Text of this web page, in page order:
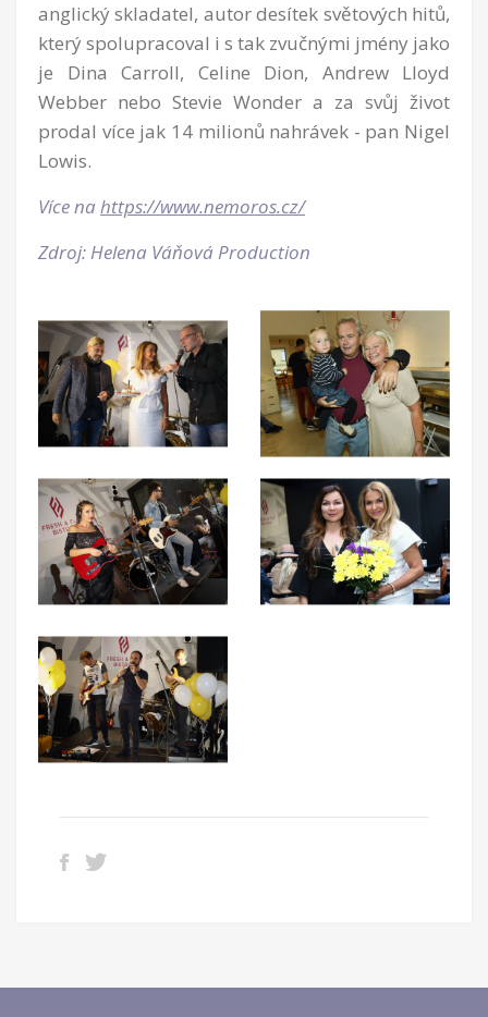
anglický skladatel, autor desítek světových hitů,
který spolupracoval i s tak zvučnými jmény jako
je Dina Carroll, Celine Dion, Andrew Lloyd
Webber nebo Stevie Wonder a za svůj život
prodal více jak 14 milionů nahrávek - pan Nigel
Lowis.
Více na https://www.nemoros.cz/
Zdroj: Helena Váňová Production